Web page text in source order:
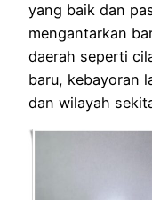
yang baik dan
mengantarkan
daerah seperti
baru, kebayoran
dan wilayah